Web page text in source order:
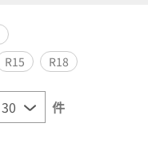
R15 R18
件